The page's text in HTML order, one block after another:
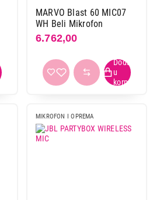
MARVO Blast 60 MIC07
WH Beli Mikrofon
6.762,00
MIKROFON I OPREMA
1.799,00